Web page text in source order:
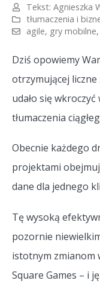
Tekst:Agnieszka
tłumaczenia i
agile, gry mobilne
Dziś opowiemy
otrzymującej liczne
udało się
tłumaczenia
Obecnie każdego
projektami
dane dla jednego
Tę wysoką
pozornie
istotnym zmianom
Square Games – i